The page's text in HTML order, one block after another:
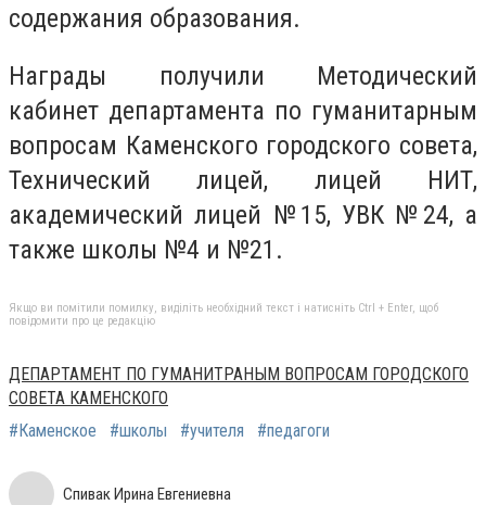
содержания образования.
Награды получили Методический
кабинет департамента по гуманитарным
вопросам Каменского городского совета,
Технический лицей, лицей НИТ,
академический лицей №15, УВК №24, а
также школы №4 и №21.
Якщо ви помітили помилку, виділіть необхідний текст і натисніть Ctrl + Enter, щоб
повідомити про це редакцію
ДЕПАРТАМЕНТ ПО ГУМАНИТРАНЫМ ВОПРОСАМ ГОРОДСКОГО
СОВЕТА КАМЕНСКОГО
#Каменское
#школы #учителя #педагоги
Спивак Ирина Евгениевна